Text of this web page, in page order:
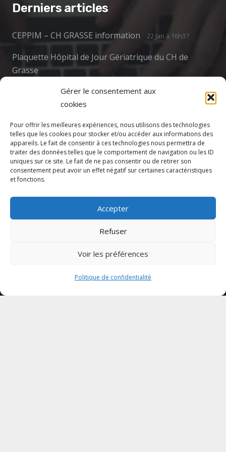
Gérer le consentement aux
cookies
Pour offrir les meilleures expériences, nous utilisons des technologies
telles que les cookies pour stocker et/ou accéder aux informations des
appareils. Le fait de consentir à ces technologies nous permettra de
traiter des données telles que le comportement de navigation ou les ID
uniques sur ce site. Le fait de ne pas consentir ou de retirer son
consentement peut avoir un effet négatif sur certaines caractéristiques
et fonctions.
Accepter
Refuser
Voir les préférences
Politique de confidentialité
Derniers articles
CEPPIM – CH GRASSE information 22 Jan à 16h37
Plaquette Hôpital de Jour Gériatrique du CH de
Grasse
LES JOURNÉES VITAMINÉES : bien-être pour les
24 mars 2025
Contact
69 Av. de la Libération 1er étage, 06130 Grasse